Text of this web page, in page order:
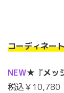
コーディネー
NEW★『メッ
税込￥10,780